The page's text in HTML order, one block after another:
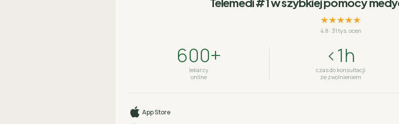
★★★★★
4.8 · 31 tys. ocen
600+
lekarzy
online
<1h
czas do konsultacji
ze zwolnieniem
App Store